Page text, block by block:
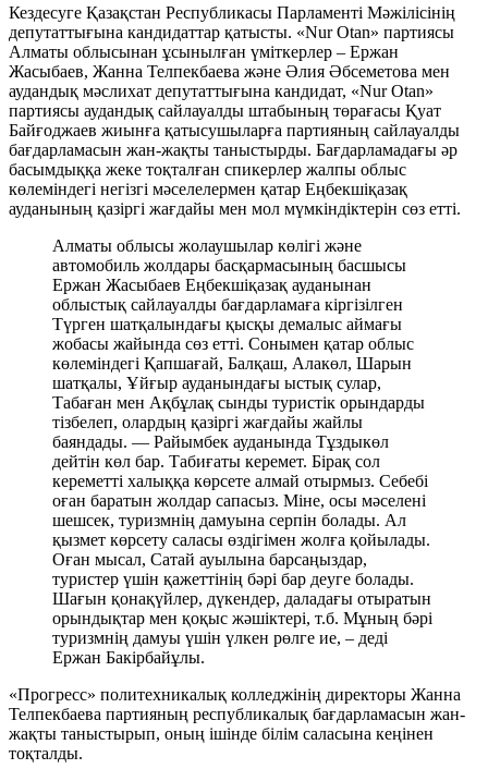
Кездесуге Қазақстан Республикасы Парламенті Мәжілісінің
депутаттығына кандидаттар қатысты. «Nur Otan» партиясы
Алматы облысынан ұсынылған үміткерлер – Ержан
Жасыбаев, Жанна Телпекбаева және Әлия Әбсеметова мен
аудандық мәслихат депутаттығына кандидат, «Nur Otan»
партиясы аудандық сайлауалды штабының төрағасы Қуат
Байғоджаев жиынға қатысушыларға партияның сайлауалды
бағдарламасын жан-жақты таныстырды. Бағдарламадағы әр
басымдыққа жеке тоқталған спикерлер жалпы облыс
көлеміндегі негізгі мәселелермен қатар Еңбекшіқазақ
ауданының қазіргі жағдайы мен мол мүмкіндіктерін сөз етті.
Алматы облысы жолаушылар көлігі және
автомобиль жолдары басқармасының басшысы
Ержан Жасыбаев Еңбекшіқазақ ауданынан
облыстық сайлауалды бағдарламаға кіргізілген
Түрген шатқалындағы қысқы демалыс аймағы
жобасы жайында сөз етті. Сонымен қатар облыс
көлеміндегі Қапшағай, Балқаш, Алакөл, Шарын
шатқалы, Ұйғыр ауданындағы ыстық сулар,
Табаған мен Ақбұлақ сынды туристік орындарды
тізбелеп, олардың қазіргі жағдайы жайлы
баяндады. — Райымбек ауданында Тұздыкөл
дейтін көл бар. Табиғаты керемет. Бірақ сол
кереметті халыққа көрсете алмай отырмыз. Себебі
оған баратын жолдар сапасыз. Міне, осы мәселені
шешсек, туризмнің дамуына серпін болады. Ал
қызмет көрсету саласы өздігімен жолға қойылады.
Оған мысал, Сатай ауылына барсаңыздар,
туристер үшін қажеттінің бәрі бар деуге болады.
Шағын қонақүйлер, дүкендер, даладағы отыратын
орындықтар мен қоқыс жәшіктері, т.б. Мұның бәрі
туризмнің дамуы үшін үлкен рөлге ие, – деді
Ержан Бакірбайұлы.
«Прогресс» политехникалық колледжінің директоры Жанна
Телпекбаева партияның республикалық бағдарламасын жан-
жақты таныстырып, оның ішінде білім саласына кеңінен
тоқталды.